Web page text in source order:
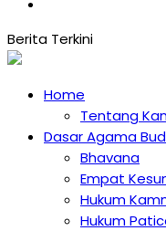
Home
Tentang
Dasar Agama
Bhavana
Empat
Hukum
Hukum